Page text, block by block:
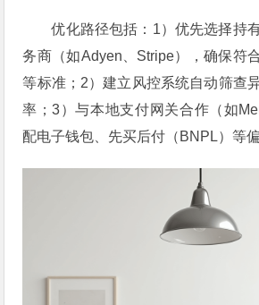
优化路径包括：1）优先选择持
务商（如Adyen、Stripe），确保符
等标准；2）建立风控系统自动筛查
率；3）与本地支付网关合作（如
配电子钱包、先买后付（BNPL）等偏